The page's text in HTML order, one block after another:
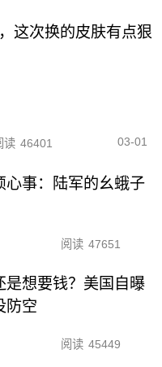
这次换的皮肤有点狠
读 46401 03-01
心事：陆军的幺蛾子
阅读 47651
是想要钱？美国自曝
防空
阅读 45449